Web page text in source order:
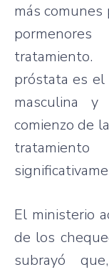
más comunes
próstata es el
masculina
comienzo de
El ministerio
de los
subrayó